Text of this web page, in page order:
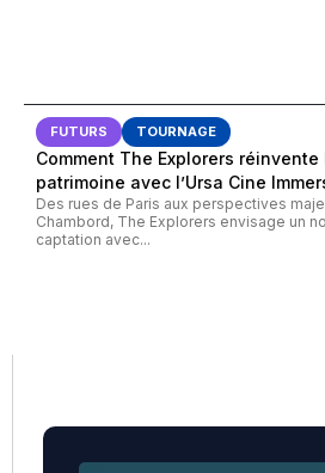
FUTURS TOURNAGE
Comment The Explorers
patrimoine avec l’Ursa Cine
Des rues de Paris aux perspectives
Chambord, The Explorers envisage un
captation avec...